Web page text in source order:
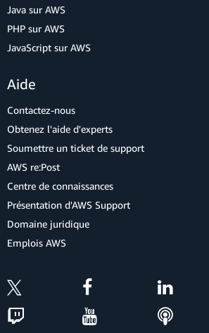
Java sur AWS
PHP sur AWS
JavaScript sur AWS
Aide
Contactez-nous
Obtenez l'aide d'experts
Soumettre un ticket de support
AWS re:Post
Centre de connaissances
Présentation d'AWS Support
Domaine juridique
Emplois AWS